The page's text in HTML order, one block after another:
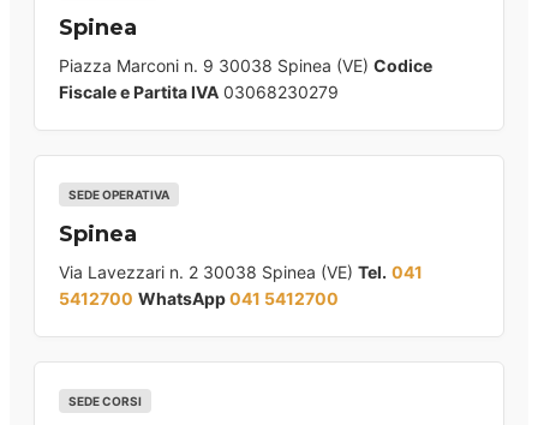
Spinea
Piazza Marconi n. 9 30038 Spinea (VE) Codice
Fiscale e Partita IVA 03068230279
SEDE OPERATIVA
Spinea
Via Lavezzari n. 2 30038 Spinea (VE) Tel. 041
5412700 WhatsApp041 5412700
SEDE CORSI